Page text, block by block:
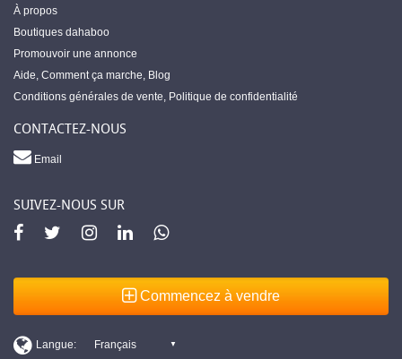
À propos
Boutiques dahaboo
Promouvoir une annonce
Aide, Comment ça marche, Blog
Conditions générales de vente, Politique de confidentialité
CONTACTEZ-NOUS
Email
SUIVEZ-NOUS SUR
Commencez à vendre